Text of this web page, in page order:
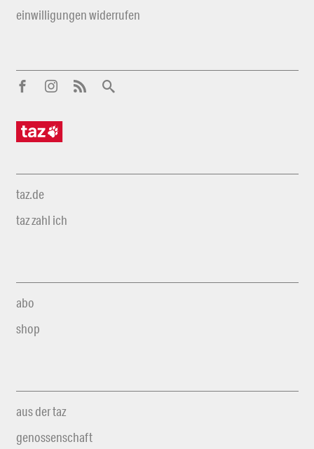
einwilligungen widerrufen
taz.de
taz zahl ich
abo
shop
aus der taz
genossenschaft